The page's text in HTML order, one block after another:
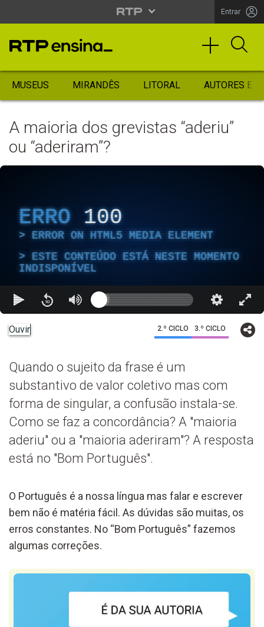
Entrar
MUSEUS MIRANDÊS LITORAL AUTORES
A maioria dos grevistas “aderiu”
ou “aderiram”?
ERRO 100
ERROR ON HTML5 MEDIA ELEMENT
ESTE CONTEÚDO ESTÁ NESTE MOMENTO
INDISPONÍVEL
Ouvir 2.º CICLO 3.º CICLO
Quando o sujeito da frase é um
substantivo de valor coletivo mas com
forma de singular, a confusão instala-se.
Como se faz a concordância? A "maioria
aderiu" ou a "maioria aderiram"? A resposta
está no "Bom Português".
O Português é a nossa língua mas falar e escrever
bem não é matéria fácil. As dúvidas são muitas, os
erros constantes. No “Bom Português” fazemos
algumas correções.